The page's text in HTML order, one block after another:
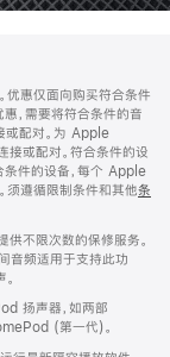
优惠仅面向购买符合条件
，需要将符合条件的音
配对。为 Apple
或配对。符合条件的设
条件的设备，每个 Apple
须遵循限制条件和其他条
不限次数的保修服务。
频适用于支持此功
扬声器，如两部
(第一代)。